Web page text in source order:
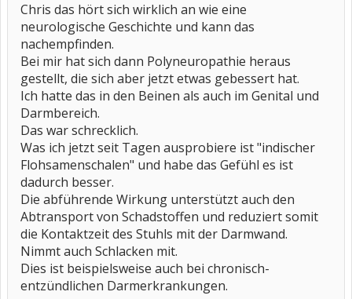
Chris das hört sich wirklich an wie eine
neurologische Geschichte und kann das
nachempfinden.
Bei mir hat sich dann Polyneuropathie heraus
gestellt, die sich aber jetzt etwas gebessert hat.
Ich hatte das in den Beinen als auch im Genital und
Darmbereich.
Das war schrecklich.
Was ich jetzt seit Tagen ausprobiere ist "indischer
Flohsamenschalen" und habe das Gefühl es ist
dadurch besser.
Die abführende Wirkung unterstützt auch den
Abtransport von Schadstoffen und reduziert somit
die Kontaktzeit des Stuhls mit der Darmwand.
Nimmt auch Schlacken mit.
Dies ist beispielsweise auch bei chronisch-
entzündlichen Darmerkrankungen.